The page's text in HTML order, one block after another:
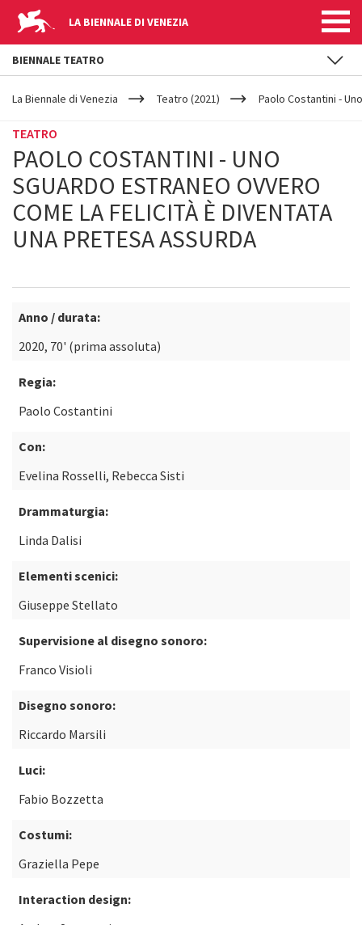
LA BIENNALE DI VENEZIA
YOUR
ARE
La Biennale di Venezia Teatro (2021) Paolo Costantini -
TEATRO
PAOLO COSTANTINI - UNO
SGUARDO ESTRANEO OVVERO
COME LA FELICITÀ È DIVENTATA
UNA PRETESA ASSURDA
Anno / durata:
2020, 70' (prima assoluta)
Regia:
Paolo Costantini
Con:
Evelina Rosselli, Rebecca Sisti
Drammaturgia:
Linda Dalisi
Elementi scenici:
Giuseppe Stellato
Supervisione al disegno sonoro:
Franco Visioli
Disegno sonoro:
Riccardo Marsili
Luci:
Fabio Bozzetta
Costumi:
Graziella Pepe
Interaction design:
BIENNALE TEATRO